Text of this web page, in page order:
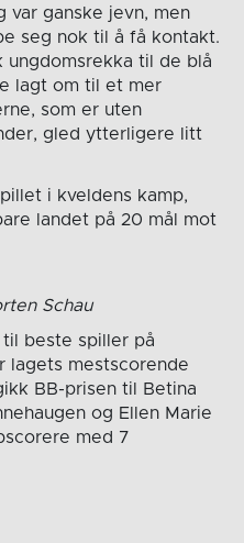
var ganske jevn, men
seg nok til å få kontakt.
ungdomsrekka til de blå
lagt om til et mer
som er uten
gled ytterligere litt
i kveldens kamp,
landet på 20 mål mot
Schau
beste spiller på
lagets mestscorende
BB-prisen til Betina
og Ellen Marie
med 7